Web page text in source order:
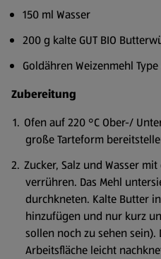
150 ml Wasser
200 g kalte GUT BIO
Goldähren Weizenmehl
Zubereitung
Ofen auf 220 °C Ober-/
große Tarteform
Zucker, Salz und Wasser
verrühren. Das Mehl
durchkneten. Kalte Butter
hinzufügen und nur kurz
sollen noch zu sehen sein).
Arbeitsfläche leicht